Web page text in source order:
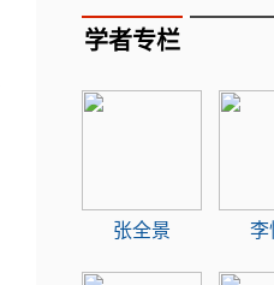
学者专栏
张全景 李